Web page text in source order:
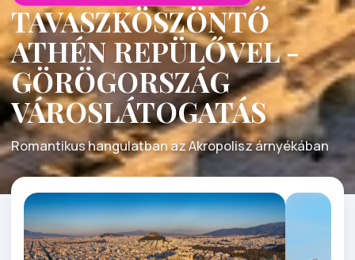
TAVASZKÖSZÖNTŐ
ATHÉN REPÜLŐVEL -
GÖRÖGORSZÁG
VÁROSLÁTOGATÁS
Romantikus hangulatban az Akropolisz árnyékában